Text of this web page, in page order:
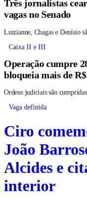
vagas no Senado
Luizianne, Chagas e Denísio
Caixa II e III
Operação cumpre
bloqueia mais de
Ordens judiciais são
Vaga definida
Ciro
João
Alcides e
interior